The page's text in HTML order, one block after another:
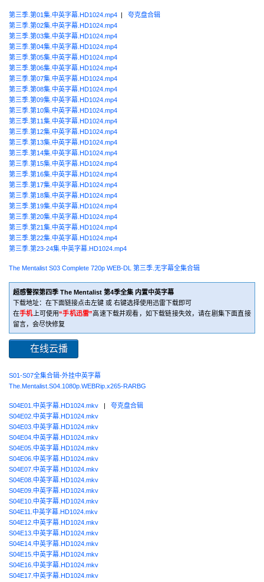
第三季.第01集.中英字幕.HD1024.mp4
夸克盘合辑
第三季.第02集.中英字幕.HD1024.mp4
第三季.第03集.中英字幕.HD1024.mp4
第三季.第04集.中英字幕.HD1024.mp4
第三季.第05集.中英字幕.HD1024.mp4
第三季.第06集.中英字幕.HD1024.mp4
第三季.第07集.中英字幕.HD1024.mp4
第三季.第08集.中英字幕.HD1024.mp4
第三季.第09集.中英字幕.HD1024.mp4
第三季.第10集.中英字幕.HD1024.mp4
第三季.第11集.中英字幕.HD1024.mp4
第三季.第12集.中英字幕.HD1024.mp4
第三季.第13集.中英字幕.HD1024.mp4
第三季.第14集.中英字幕.HD1024.mp4
第三季.第15集.中英字幕.HD1024.mp4
第三季.第16集.中英字幕.HD1024.mp4
第三季.第17集.中英字幕.HD1024.mp4
第三季.第18集.中英字幕.HD1024.mp4
第三季.第19集.中英字幕.HD1024.mp4
第三季.第20集.中英字幕.HD1024.mp4
第三季.第21集.中英字幕.HD1024.mp4
第三季.第22集.中英字幕.HD1024.mp4
第三季.第23-24集.中英字幕.HD1024.mp4
The Mentalist S03 Complete 720p WEB-DL 第三季.无字幕全集合辑
超感警探第四季 The Mentalist 第4季全集 内置中英字幕
下载地址：在下面链接点击左键 或 右键选择使用迅雷下载即可
在手机上可使用“手机迅雷”高速下载并观看，如下载链接失效，请在剧集下面直接
留言，会尽快修复
在线云播
S01-S07全集合辑-外挂中英字幕
The.Mentalist.S04.1080p.WEBRip.x265-RARBG
S04E01.中英字幕.HD1024.mkv
夸克盘合辑
S04E02.中英字幕.HD1024.mkv
S04E03.中英字幕.HD1024.mkv
S04E04.中英字幕.HD1024.mkv
S04E05.中英字幕.HD1024.mkv
S04E06.中英字幕.HD1024.mkv
S04E07.中英字幕.HD1024.mkv
S04E08.中英字幕.HD1024.mkv
S04E09.中英字幕.HD1024.mkv
S04E10.中英字幕.HD1024.mkv
S04E11.中英字幕.HD1024.mkv
S04E12.中英字幕.HD1024.mkv
S04E13.中英字幕.HD1024.mkv
S04E14.中英字幕.HD1024.mkv
S04E15.中英字幕.HD1024.mkv
S04E16.中英字幕.HD1024.mkv
S04E17.中英字幕.HD1024.mkv